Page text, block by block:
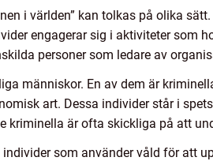
i världen” kan tolkas på olika
engagerar sig i aktiviteter som
personer som ledare av
människor. En av dem är
art. Dessa individer står i
kriminella är ofta skickliga på att
individer som använder våld för att